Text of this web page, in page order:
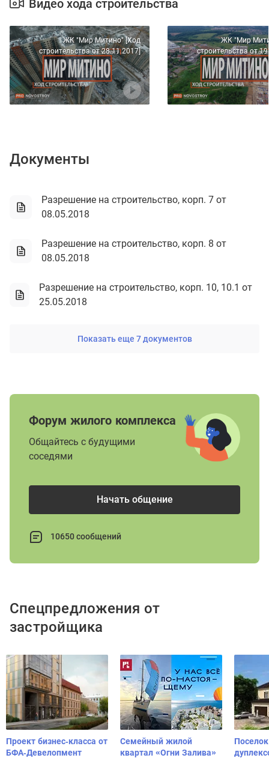
Видео хода строительства
ЖК "Мир Митино" [Ход
строительства от 28.11.2017]
ЖК "Мир
строительства от
Документы
Разрешение на строительство, корп. 7 от
08.05.2018
Разрешение на строительство, корп. 8 от
08.05.2018
Разрешение на строительство, корп. 10, 10.1 от
25.05.2018
Показать еще 7 документов
Форум жилого комплекса
Общайтесь с будущими
соседями
Начать общение
10650 сообщений
Спецпредложения от
застройщика
Проект бизнес-класса от
БФА-Девелопмент
Семейный жилой
квартал «Огни Залива»